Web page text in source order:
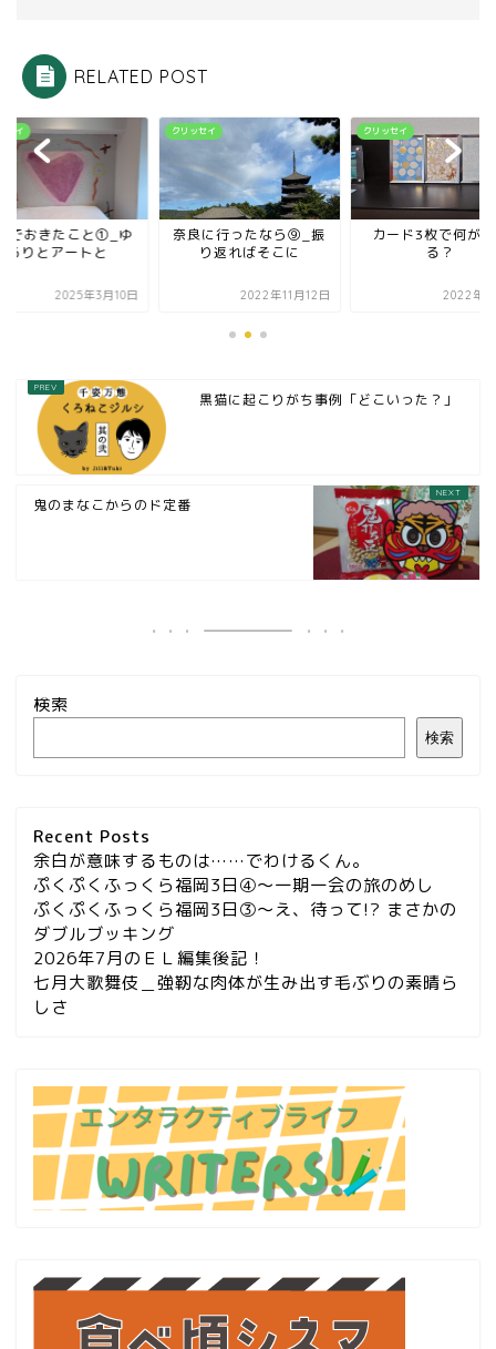
RELATED POST
セイ
でおきたこと①_ゆ
るりとアートと
2025年3月10日
クリッセイ
奈良に行ったなら⑨_振
り返ればそこに
2022年11月12日
クリッセイ
カード3枚で何が
る？
2022年8
黒猫に起こりがち事例「どこいった？」
鬼のまなこからのド定番
検索
検索
Recent Posts
余白が意味するものは……でわけるくん。
ぷくぷくふっくら福岡3日④～一期一会の旅のめし
ぷくぷくふっくら福岡3日③～え、待って!? まさかの
ダブルブッキング
2026年7月のＥＬ編集後記！
七月大歌舞伎＿強靭な肉体が生み出す毛ぶりの素晴ら
しさ